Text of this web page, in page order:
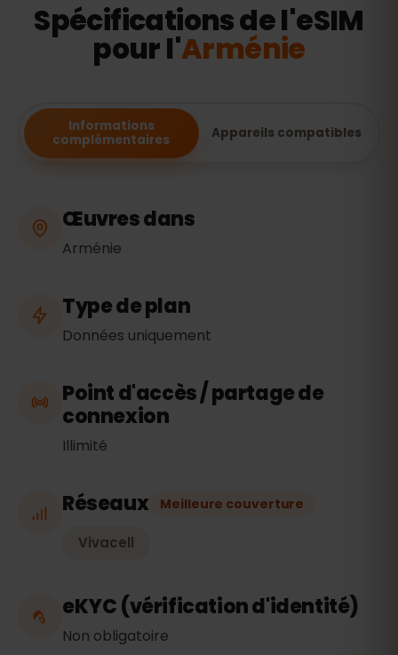
Spécifications de l'eSIM
pour l'Arménie
Informations
complémentaires
Appareils compatibles
Œuvres dans
Arménie
Type de plan
Données uniquement
Point d'accès / partage de
connexion
Illimité
Réseaux Meilleure couverture
Vivacell
eKYC (vérification d'identité)
Non obligatoire